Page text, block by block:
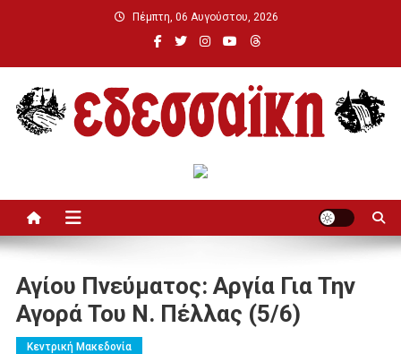
Πέμπτη, 06 Αυγούστου, 2026
Αγίου Πνεύματος: Αργία Για Την
Αγορά Του Ν. Πέλλας (5/6)
Κεντρική Μακεδονία